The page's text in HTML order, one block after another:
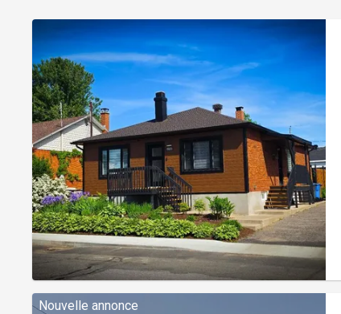
Nouvelle annonce